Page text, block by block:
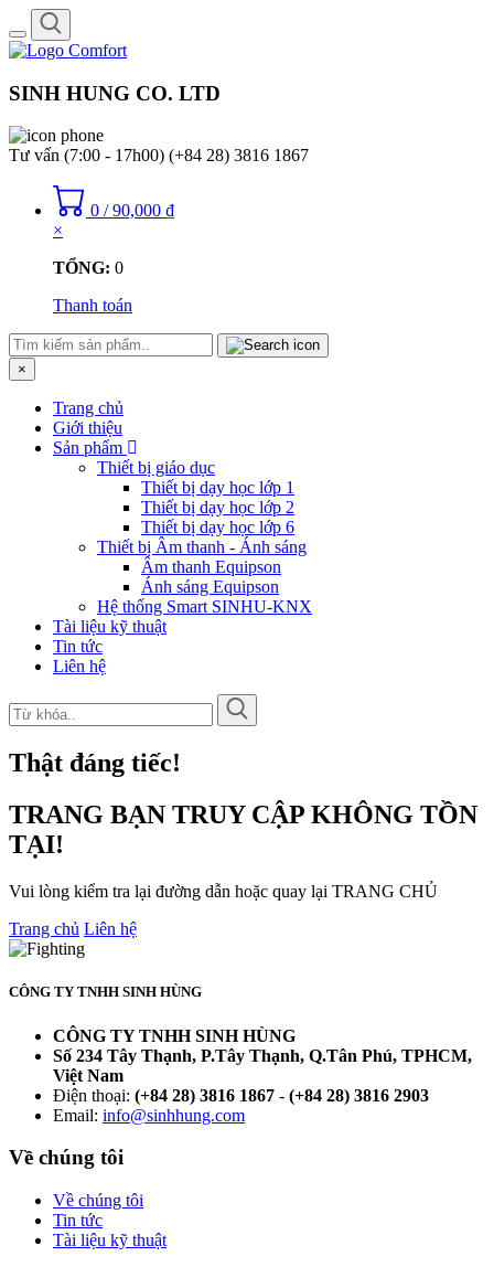
Toggle
navigation
SINH HUNG CO. LTD
Tư vấn (7:00 - 17h00) (+84 28) 3816 1867
0 / 90,000 ₫
×
TỔNG: 0
Thanh toán
×
Trang chủ
Giới thiệu
Sản phẩm
Thiết bị giáo dục
Thiết bị dạy học lớp 1
Thiết bị dạy học lớp 2
Thiết bị dạy học lớp 6
Thiết bị Âm thanh - Ánh sáng
Âm thanh Equipson
Ánh sáng Equipson
Hệ thống Smart SINHU-KNX
Tài liệu kỹ thuật
Tin tức
Liên hệ
Thật đáng tiếc!
TRANG BẠN TRUY CẬP KHÔNG TỒN
TẠI!
Vui lòng kiểm tra lại đường dẫn hoặc quay lại TRANG CHỦ
Trang chủ Liên hệ
CÔNG TY TNHH SINH HÙNG
CÔNG TY TNHH SINH HÙNG
Số 234 Tây Thạnh, P.Tây Thạnh, Q.Tân Phú, TPHCM,
Việt Nam
Điện thoại: (+84 28) 3816 1867 - (+84 28) 3816 2903
Email: info@sinhhung.com
Về chúng tôi
Về chúng tôi
Tin tức
Tài liệu kỹ thuật